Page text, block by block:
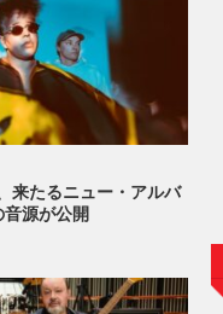
来たるニュー・アルバ
源が公開